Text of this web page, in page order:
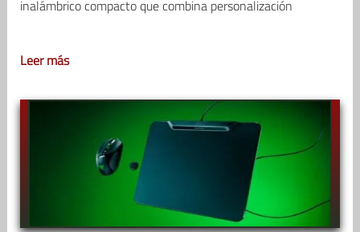
inalámbrico compacto que combina personalización
Leer más